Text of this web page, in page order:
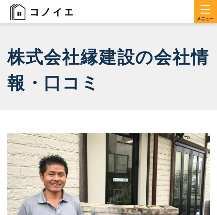
株式会社縁建設の会社情
報・口コミ